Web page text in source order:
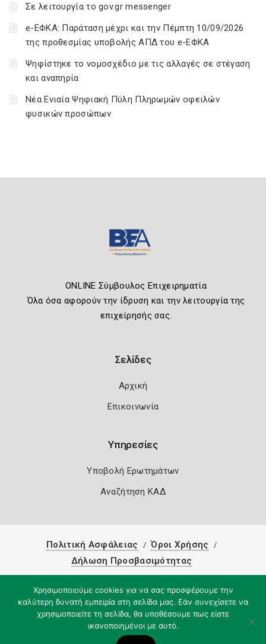
Σε λειτουργία το gov.gr messenger
e-ΕΦΚΑ: Παράταση μέχρι και την Πέμπτη 10/09/2026
της προθεσμίας υποβολής ΑΠΔ του e-ΕΦΚΑ
Ψηφίστηκε το νομοσχέδιο με τις αλλαγές σε στέγαση
και αναπηρία
Νέα Ενιαία Ψηφιακή Πύλη Πληρωμών οφειλών
φυσικών προσώπων
ONLINE Σύμβουλος Επιχειρηματία
Όλα όσα αφορούν την ίδρυση και την λειτουργία της
επιχείρησής σας.
Σελίδες
Αρχική
Επικοινωνία
Υπηρεσίες
Υποβολή Ερωτημάτων
Αναζήτηση ΚΑΔ
Πολιτική Ασφάλειας
Όροι Χρήσης
Δήλωση Προσβασιμότητας
Χρησιμοποιούμε cookies για να σας προσφέρουμε την
καλύτερη δυνατή εμπειρία στη σελίδα μας. Εάν συνεχίσετε να
χρησιμοποιείτε τη σελίδα, θα υποθέσουμε πως είστε
ικανοποιημένοι με αυτό.